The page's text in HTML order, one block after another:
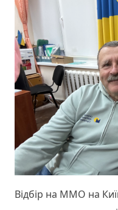
Відбір на ММО на